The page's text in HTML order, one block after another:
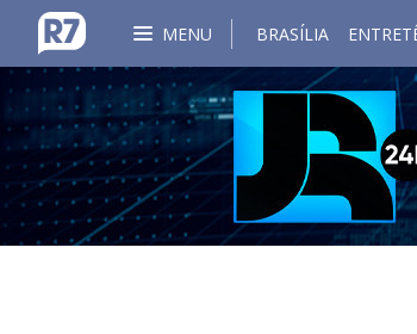
MENU BRASÍLIA